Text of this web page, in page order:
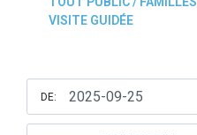
VISITE GUIDÉE
DE: